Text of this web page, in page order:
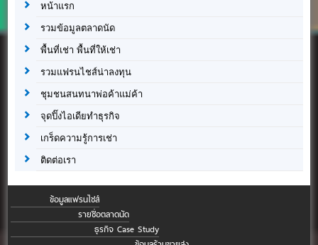
หน้าแรก
รวมข้อมูลตลาดนัด
พื้นที่เช่า พื้นที่ให้เช่า
รวมแฟรนไชส์น่าลงทุน
ชุมชนสนทนาพ่อค้าแม่ค้า
จุดปิ๊งไอเดียทำธุรกิจ
เกร็ดความรู้การเช่า
ติดต่อเรา
ข้อมูลแฟรนไชส์
รายชื่อตลาดนัด
ธุรกิจ Case Study